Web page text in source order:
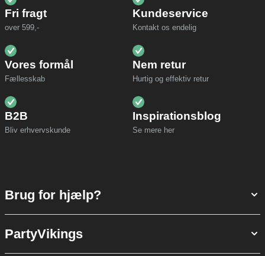
Fri fragt
over 599,-
Kundeservice
Kontakt os endelig
Vores formål
Fællesskab
Nem retur
Hurtig og effektiv retur
B2B
Bliv erhvervskunde
Inspirationsblog
Se mere her
Brug for hjælp?
PartyVikings